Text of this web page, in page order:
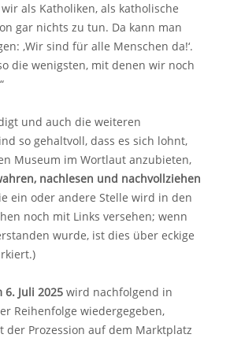
als Katholiken, als katholische
gar nichts zu tun. Da kann man
‚Wir sind für alle Menschen da!‘.
die wenigsten, mit denen wir noch
und auch die weiteren
so gehaltvoll, dass es sich lohnt,
Museum im Wortlaut anzubieten,
nachlesen und nachvollziehen
ein oder andere Stelle wird in den
noch mit Links versehen; wenn
wurde, ist dies über eckige
6. Juli 2025 wird nachfolgend in
Reihenfolge wiedergegeben,
der Prozession auf dem Marktplatz